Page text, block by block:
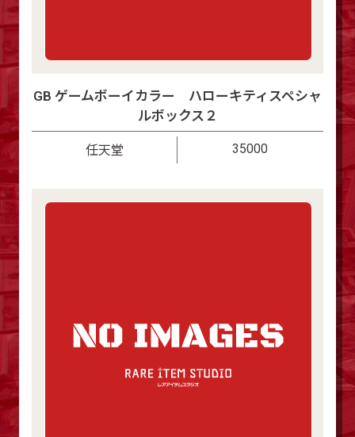
GB ゲームボーイカラー ハローキティスペシャ
ルボックス２
任天堂 35000